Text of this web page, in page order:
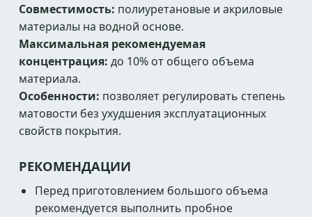
Совместимость: полиуретановые и акриловые
материалы на водной основе.
Максимальная рекомендуемая
концентрация: до 10% от общего объема
материала.
Особенности: позволяет регулировать степень
матовости без ухудшения эксплуатационных
свойств покрытия.
РЕКОМЕНДАЦИИ
Перед приготовлением большого объема
рекомендуется выполнить пробное